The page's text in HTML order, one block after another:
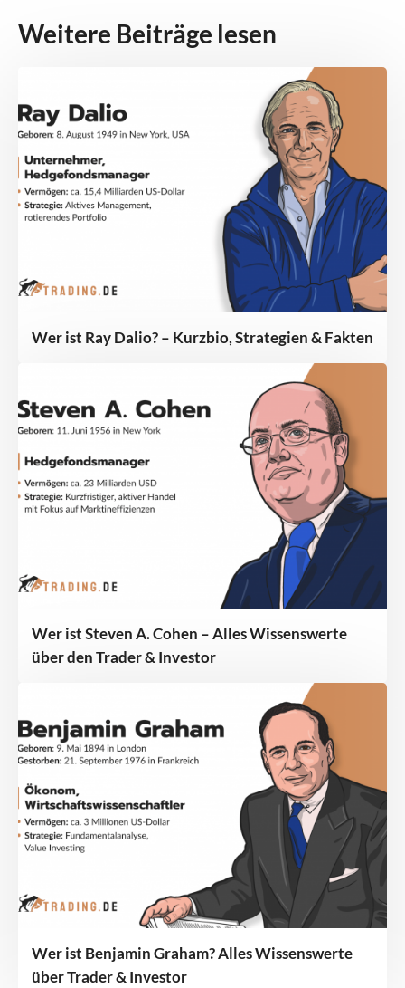
Weitere Beiträge lesen
Wer ist Ray Dalio? – Kurzbio, Strategien & Fakten
Wer ist Steven A. Cohen – Alles Wissenswerte
über den Trader & Investor
Wer ist Benjamin Graham? Alles Wissenswerte
über Trader & Investor